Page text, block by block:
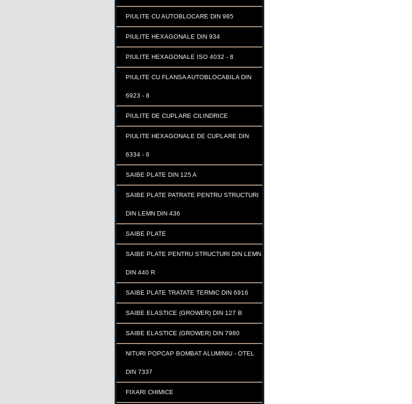
PIULITE CU AUTOBLOCARE DIN 985
PIULITE HEXAGONALE DIN 934
PIULITE HEXAGONALE ISO 4032 - 8
PIULITE CU FLANSA AUTOBLOCABILA DIN
6923 - 8
PIULITE DE CUPLARE CILINDRICE
PIULITE HEXAGONALE DE CUPLARE DIN
6334 - 6
SAIBE PLATE DIN 125 A
SAIBE PLATE PATRATE PENTRU STRUCTURI
DIN LEMN DIN 436
SAIBE PLATE
SAIBE PLATE PENTRU STRUCTURI DIN LEMN
DIN 440 R
SAIBE PLATE TRATATE TERMIC DIN 6916
SAIBE ELASTICE (GROWER) DIN 127 B
SAIBE ELASTICE (GROWER) DIN 7980
NITURI POPCAP BOMBAT ALUMINIU - OTEL
DIN 7337
FIXARI CHIMICE